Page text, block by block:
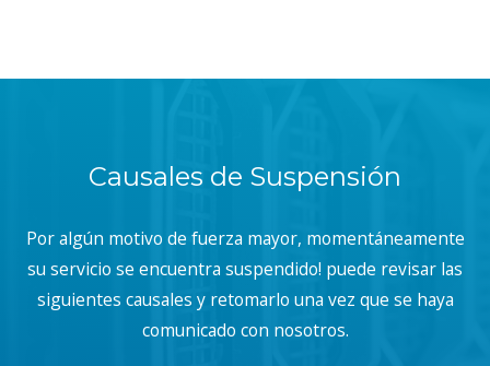
Causales de Suspensión
Por algún motivo de fuerza mayor, momentáneamente
su servicio se encuentra suspendido! puede revisar las
siguientes causales y retomarlo una vez que se haya
comunicado con nosotros.